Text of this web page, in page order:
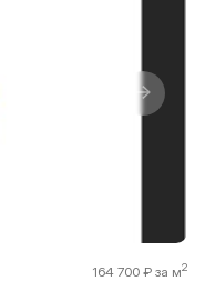
164 700 ₽ за м2